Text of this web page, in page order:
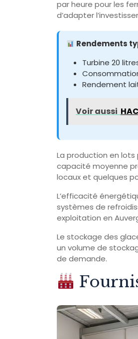
par heure pour les
d’adapter
Rendements
Turbine 20
Rendement
Voir aussi
La production en
capacité moyenne
locaux et quelques
L’efficacité
systèmes de
exploitation en
Le stockage des
un volume de
de demande.